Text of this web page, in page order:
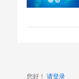
您好！ 请登录